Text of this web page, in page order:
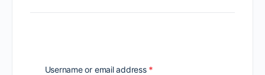
Username or email address *